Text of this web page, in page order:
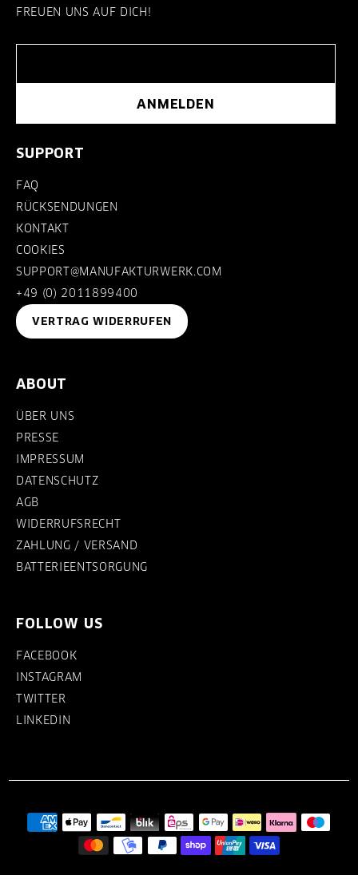
FREUEN UNS AUF DICH!
ANMELDEN
SUPPORT
FAQ
RÜCKSENDUNGEN
KONTAKT
COOKIES
SUPPORT@MANUFAKTURWERK.COM
+49 (0) 2011899400
VERTRAG WIDERRUFEN
ABOUT
ÜBER UNS
PRESSE
IMPRESSUM
DATENSCHUTZ
AGB
WIDERRUFSRECHT
ZAHLUNG / VERSAND
BATTERIEENTSORGUNG
FOLLOW US
FACEBOOK
INSTAGRAM
TWITTER
LINKEDIN